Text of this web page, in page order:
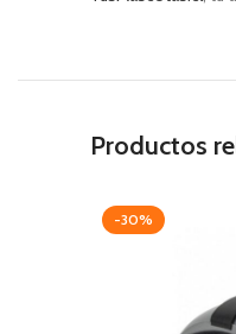
Productos
-30%